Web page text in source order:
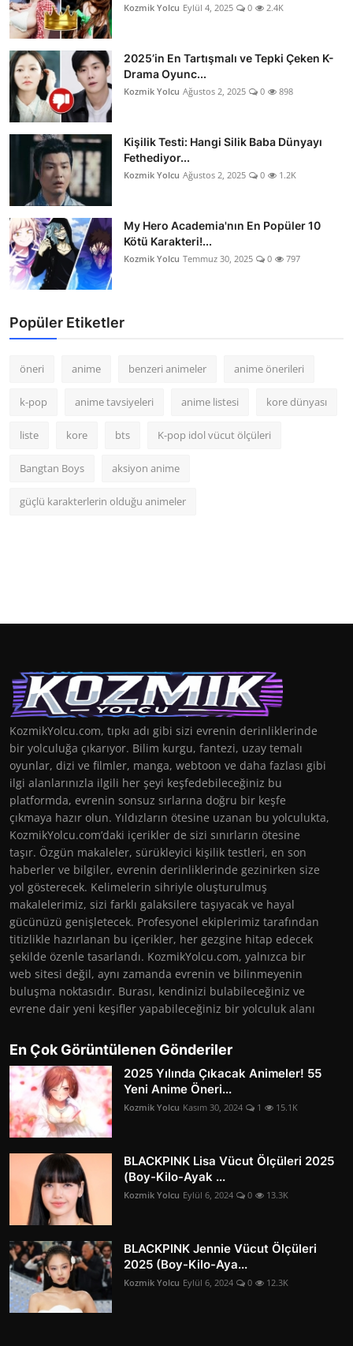
Kozmik Yolcu Eylül 4, 2025 0 2.4K
2025’in En Tartışmalı ve Tepki Çeken K-
Drama Oyunc...
Kozmik Yolcu Ağustos 2, 2025 0 898
Kişilik Testi: Hangi Silik Baba Dünyayı
Fethediyor...
Kozmik Yolcu Ağustos 2, 2025 0 1.2K
My Hero Academia'nın En Popüler 10
Kötü Karakteri!...
Kozmik Yolcu Temmuz 30, 2025 0 797
Popüler Etiketler
öneri anime benzeri animeler anime önerileri
k-pop anime tavsiyeleri anime listesi kore dünyası
liste kore bts K-pop idol vücut ölçüleri
Bangtan Boys aksiyon anime
güçlü karakterlerin olduğu animeler
KozmikYolcu.com, tıpkı adı gibi sizi evrenin derinliklerinde
bir yolculuğa çıkarıyor. Bilim kurgu, fantezi, uzay temalı
oyunlar, dizi ve filmler, manga, webtoon ve daha fazlası gibi
ilgi alanlarınızla ilgili her şeyi keşfedebileceğiniz bu
platformda, evrenin sonsuz sırlarına doğru bir keşfe
çıkmaya hazır olun. Yıldızların ötesine uzanan bu yolculukta,
KozmikYolcu.com’daki içerikler de sizi sınırların ötesine
taşır. Özgün makaleler, sürükleyici kişilik testleri, en son
haberler ve bilgiler, evrenin derinliklerinde gezinirken size
yol gösterecek. Kelimelerin sihriyle oluşturulmuş
makalelerimiz, sizi farklı galaksilere taşıyacak ve hayal
gücünüzü genişletecek. Profesyonel ekiplerimiz tarafından
titizlikle hazırlanan bu içerikler, her gezgine hitap edecek
şekilde özenle tasarlandı. KozmikYolcu.com, yalnızca bir
web sitesi değil, aynı zamanda evrenin ve bilinmeyenin
buluşma noktasıdır. Burası, kendinizi bulabileceğiniz ve
evrene dair yeni keşifler yapabileceğiniz bir yolculuk alanı
En Çok Görüntülenen Gönderiler
2025 Yılında Çıkacak Animeler! 55
Yeni Anime Öneri...
Kozmik Yolcu Kasım 30, 2024 1 15.1K
BLACKPINK Lisa Vücut Ölçüleri 2025
(Boy-Kilo-Ayak ...
Kozmik Yolcu Eylül 6, 2024 0 13.3K
BLACKPINK Jennie Vücut Ölçüleri
2025 (Boy-Kilo-Aya...
Kozmik Yolcu Eylül 6, 2024 0 12.3K